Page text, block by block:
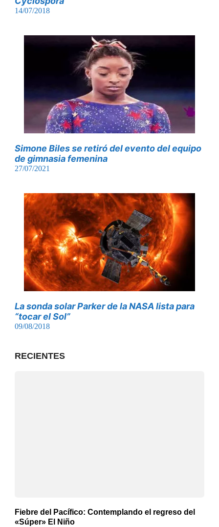
14/07/2018
Simone Biles se retiró del evento del equipo
de gimnasia femenina
27/07/2021
La sonda solar Parker de la NASA lista para
“tocar el Sol”
09/08/2018
RECIENTES
Fiebre del Pacífico: Contemplando el regreso del
«Súper» El Niño